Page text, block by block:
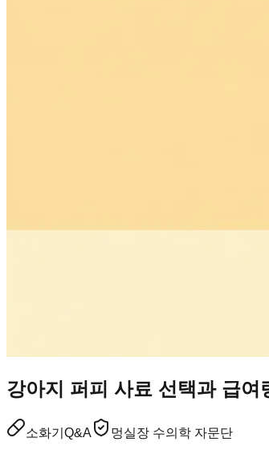
강아지 퍼피 사료 선택과 급여
소화기 Q&A 멍실장 수의학 자문단